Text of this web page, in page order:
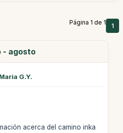
Página 1 de 1 1
- agosto
Maria G.Y.
acerca del camino inka